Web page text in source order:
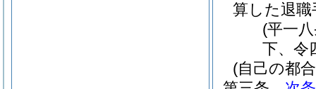
算した退
(平一
下、令
(自己の都